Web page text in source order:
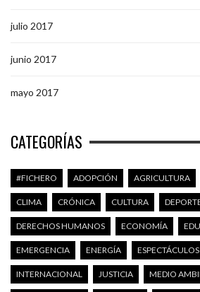
julio 2017
junio 2017
mayo 2017
CATEGORÍAS
#FICHERO ADOPCIÓN AGRICULTURA
CLIMA CRÓNICA CULTURA
DERECHOS HUMANOS ECONOMÍA
EMERGENCIA ENERGÍA ESPECTÁCULOS
INTERNACIONAL JUSTICIA MEDIO